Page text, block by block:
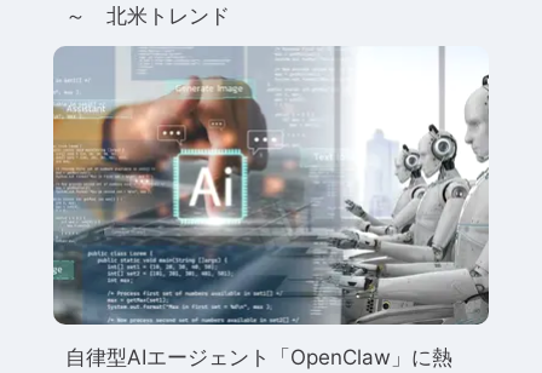
～ 北米トレンド
自律型AIエージェント「OpenClaw」に熱